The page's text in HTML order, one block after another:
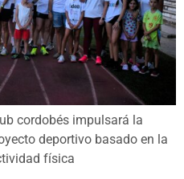
cordobés impulsará la
deportivo basado en la
física